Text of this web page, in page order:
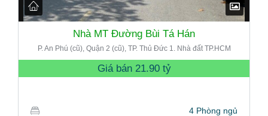
Nhà MT Đường Bùi Tá Hán
P. An Phú (cũ), Quận 2 (cũ), TP. Thủ Đức 1. Nhà đất TP.HCM
Giá bán 21.90 tỷ
4 Phòng ngủ